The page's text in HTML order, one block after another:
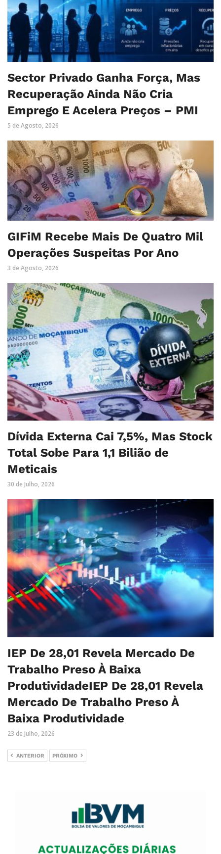
Sector Privado Ganha Força, Mas
Recuperação Ainda Não Cria
Emprego E Acelera Preços – PMI
5 de Agosto, 2026
GIFiM Recebe Mais De Quatro Mil
Operações Suspeitas Por Ano
3 de Agosto, 2026
Dívida Externa Cai 7,5%, Mas Stock
Total Sobe Para 1,1 Bilião de
Meticais
30 de Julho, 2026
IEP De 28,01 Revela Mercado De
Trabalho Preso À Baixa
ProdutividadeIEP De 28,01 Revela
Mercado De Trabalho Preso À
Baixa Produtividade
23 de Julho, 2026
ANTERIOR PRÓXIMO